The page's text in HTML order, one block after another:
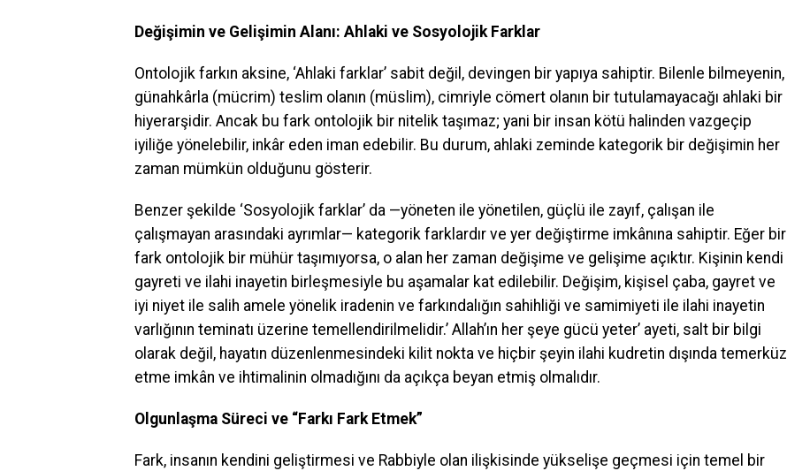
Değişimin ve Gelişimin Alanı: Ahlaki ve Sosyolojik Farklar
Ontolojik farkın aksine, ‘Ahlaki farklar’ sabit değil, devingen bir yapıya sahiptir. Bilenle bilmeyenin,
günahkârla (mücrim) teslim olanın (müslim), cimriyle cömert olanın bir tutulamayacağı ahlaki bir
hiyerarşidir. Ancak bu fark ontolojik bir nitelik taşımaz; yani bir insan kötü halinden vazgeçip
iyiliğe yönelebilir, inkâr eden iman edebilir. Bu durum, ahlaki zeminde kategorik bir değişimin her
zaman mümkün olduğunu gösterir.
Benzer şekilde ‘Sosyolojik farklar’ da —yöneten ile yönetilen, güçlü ile zayıf, çalışan ile
çalışmayan arasındaki ayrımlar— kategorik farklardır ve yer değiştirme imkânına sahiptir. Eğer bir
fark ontolojik bir mühür taşımıyorsa, o alan her zaman değişime ve gelişime açıktır. Kişinin kendi
gayreti ve ilahi inayetin birleşmesiyle bu aşamalar kat edilebilir. Değişim, kişisel çaba, gayret ve
iyi niyet ile salih amele yönelik iradenin ve farkındalığın sahihliği ve samimiyeti ile ilahi inayetin
varlığının teminatı üzerine temellendirilmelidir.’ Allah’ın her şeye gücü yeter’ ayeti, salt bir bilgi
olarak değil, hayatın düzenlenmesindeki kilit nokta ve hiçbir şeyin ilahi kudretin dışında temerküz
etme imkân ve ihtimalinin olmadığını da açıkça beyan etmiş olmalıdır.
Olgunlaşma Süreci ve “Farkı Fark Etmek”
Fark, insanın kendini geliştirmesi ve Rabbiyle olan ilişkisinde yükselişe geçmesi için temel bir